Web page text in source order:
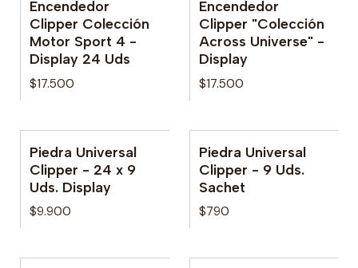
Encendedor
Clipper Colección
Motor Sport 4 -
Display 24 Uds
$17.500
No disponible
Encendedor
Clipper "Colección
Across Universe" -
Display
$17.500
No disponible
Piedra Universal
Clipper - 24 x 9
Uds. Display
$9.900
No disponible
Piedra Universal
Clipper - 9 Uds.
Sachet
$790